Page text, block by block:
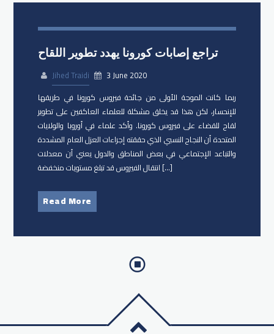
تراجع إصابات كورونا يهدد تطوير اللقاح
Jihed Traidi
3 June 2020
ربما كانت الموجة الأولى من جائحة فيروس كورونا في طريقها
للإنحسار، لكن هذا قد يخلق مشكلة للعلماء العاكفين على تطوير
لقاح للقضاء على فيروس كورونا. وأكد علماء في أوروبا والولايات
المتحدة أن النجاح النسبي الذي حققته إجراءات العزل العام المشددة
والتباعد الإجتماعي في بعض المناطق والدول يعني أن معدلات
انتقال الفيروس قد تبلغ مستويات منخفضة […]
Read More